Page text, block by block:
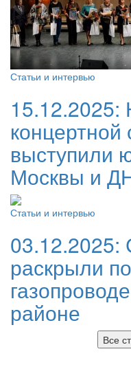
Статьи и интервью
15.12.2025:
выступили
Москвы и
Статьи и интервью
03.12.2025:
раскрыли
районе
Все